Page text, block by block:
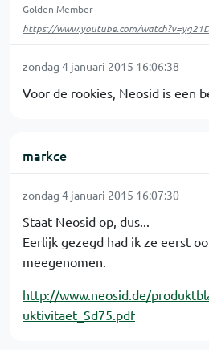
Golden Member
https://www.youtube.com/
zondag 4 januari 2015 16:06:38
Voor de rookies, Neosid is een
markce
zondag 4 januari 2015 16:07:30
Staat Neosid op, dus...
Eerlijk gezegd had ik ze eerst
meegenomen.
http://www.neosid.de/
uktivitaet_Sd75.pdf